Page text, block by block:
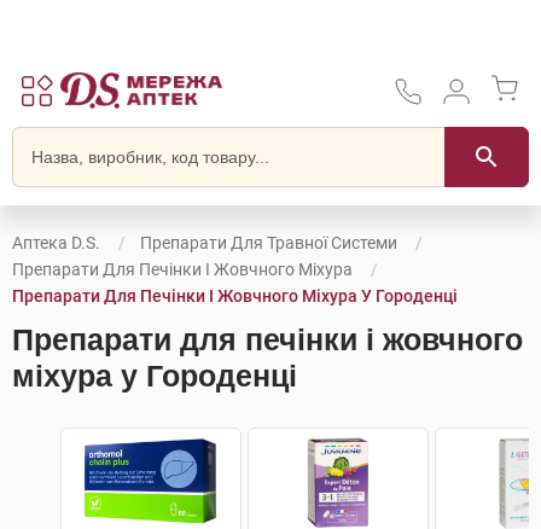
Аптека D.S.
Препарати Для Травної Системи
Препарати Для Печінки І Жовчного Міхура
Препарати Для Печінки І Жовчного Міхура У Городенці
Препарати для печінки і жовчного
міхура у Городенці